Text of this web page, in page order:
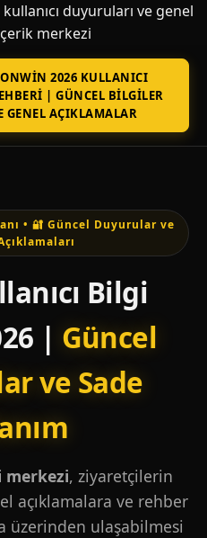
duyuruları ve genel
merkezi
ONWIN 2026 KULLANICI
| GÜNCEL BILGILER
GENEL AÇIKLAMALAR
• 🔐 Güncel Duyurular ve
Bilgi
| Güncel
ve Sade
merkezi, ziyaretçilerin
açıklamalara ve rehber
üzerinden ulaşabilmesi